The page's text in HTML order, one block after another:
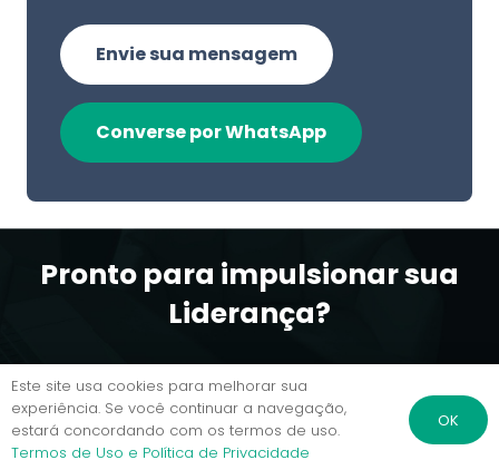
Envie sua mensagem
Converse por WhatsApp
Pronto para impulsionar sua
Liderança?
Agende uma reunião conosco
Este site usa cookies para melhorar sua
experiência. Se você continuar a navegação,
estará concordando com os termos de uso.
Termos de Uso e Política de Privacidade
OK